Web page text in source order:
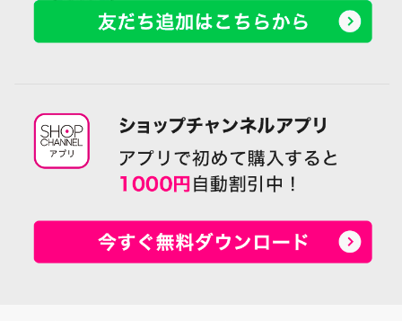
熟酵 エステの感動を届けたい！
¥0